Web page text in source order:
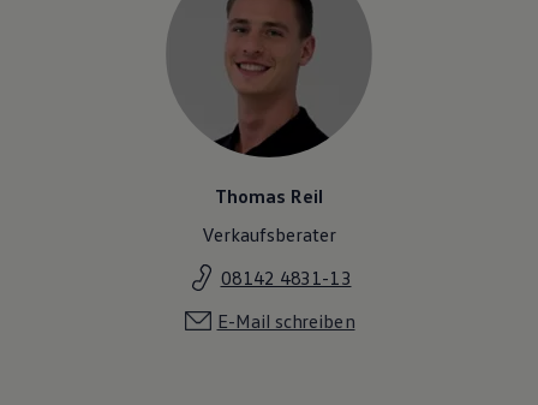
Thomas Reil
Verkaufsberater
08142 4831-13
E-Mail schreiben